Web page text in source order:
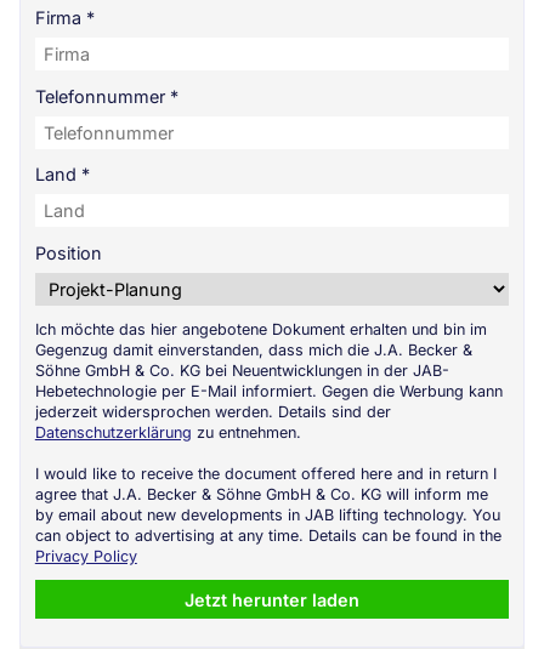
Firma *
Telefonnummer *
Land *
Position
Ich möchte das hier angebotene Dokument erhalten und bin im
Gegenzug damit einverstanden, dass mich die J.A. Becker &
Söhne GmbH & Co. KG bei Neuentwicklungen in der JAB-
Hebetechnologie per E-Mail informiert. Gegen die Werbung kann
jederzeit widersprochen werden. Details sind der
Datenschutzerklärung zu entnehmen.
I would like to receive the document offered here and in return I
agree that J.A. Becker & Söhne GmbH & Co. KG will inform me
by email about new developments in JAB lifting technology. You
can object to advertising at any time. Details can be found in the
Privacy Policy
Jetzt herunter laden